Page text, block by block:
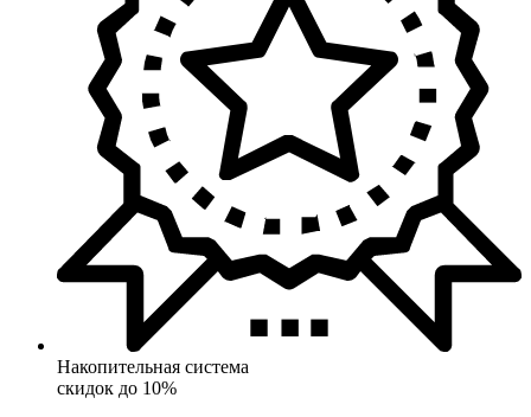
Накопительная система
скидок до 10%